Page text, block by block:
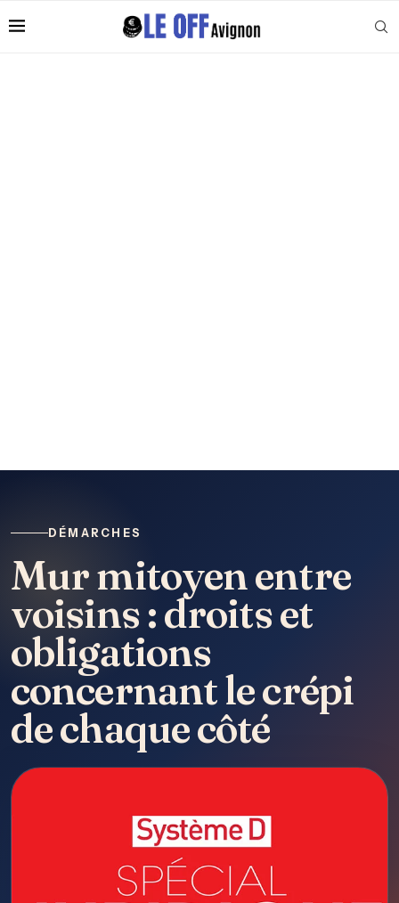
DÉMARCHES
Mur mitoyen entre
voisins : droits et
obligations
concernant le crépi
de chaque côté